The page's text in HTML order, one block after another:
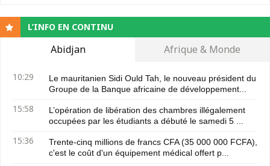
L’INFO EN CONTINU
Abidjan Afrique & Monde
10:29
Le mauritanien Sidi Ould Tah, le nouveau président du
Groupe de la Banque africaine de développement...
15:58
L’opération de libération des chambres illégalement
occupées par les étudiants a débuté le samedi 5 ...
15:36
Trente-cinq millions de francs CFA (35 000 000 FCFA),
c'est le coût d'un équipement médical offert p...